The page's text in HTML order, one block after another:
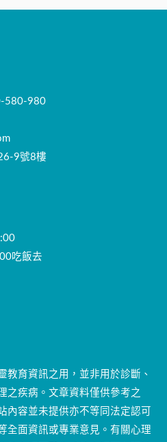
580-980
9號8樓
吃飯去
教育資訊之用，並非用於診斷、
之疾病。文章資料僅供參考之
內容並未提供亦不等同法定認可
全面資訊或專業意見。有關心理